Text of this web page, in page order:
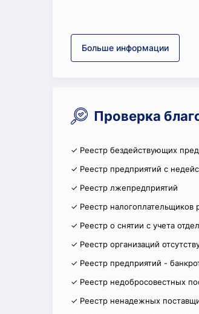
Больше информации
Проверка
✓ Реестр бездействующих
✓ Реестр предприятий с
✓ Реестр лжепредприятий
✓ Реестр налогоплательщиков
✓ Реестр о снятии с учета
✓ Реестр организаций
✓ Реестр предприятий -
✓ Реестр недобросовестных
✓ Реестр ненадежных